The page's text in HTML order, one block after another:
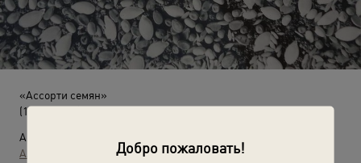
Добро пожаловать!
«Ассорти семян»
(1920 - 1939)
Автор:
Александр Хлебников